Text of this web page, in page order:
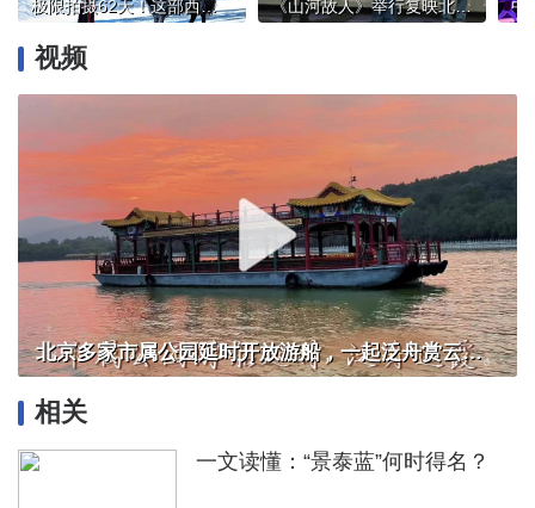
极限拍摄62天！这部西藏献礼巨制即将温情上映 《山河故人》举行复映北京见面会，贾樟柯感慨：有些电影生不逢时，但观众给了我信心
视频
北京多家市属公园延时开放游船，一起泛舟赏云霞！
相关
一文读懂：“景泰蓝”何时得名？